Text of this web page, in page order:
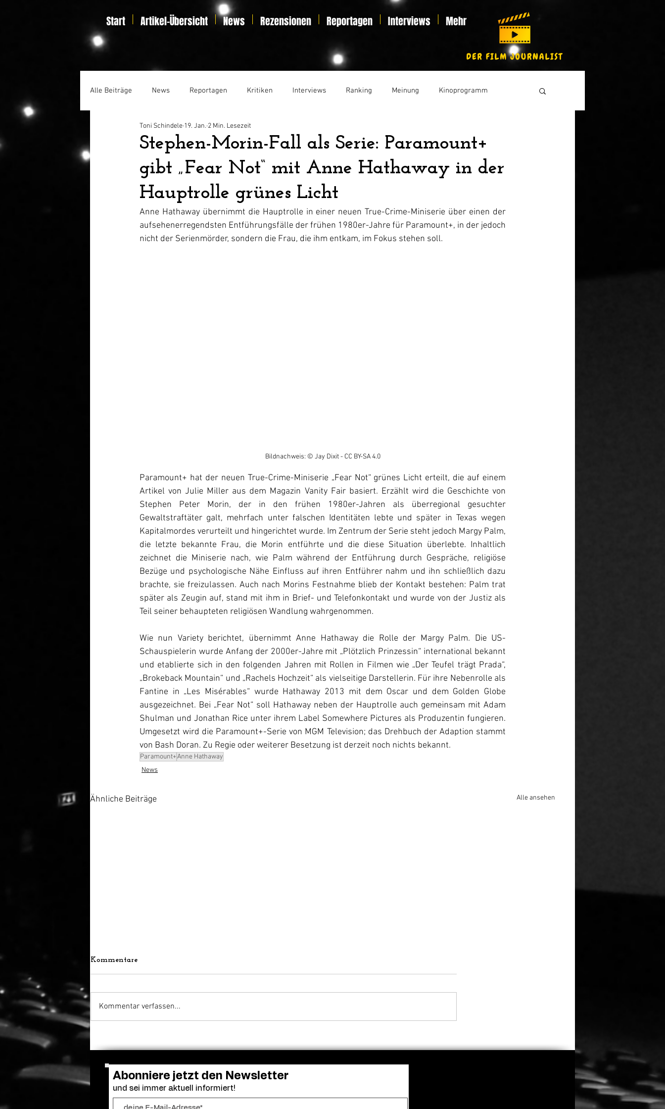
Start Artikel-Übersicht News Rezensionen Reportagen Interviews Mehr
Alle Beiträge News Reportagen Kritiken Interviews Ranking Meinung Kinoprogramm
Home Entertainment Essay
Stephen-Morin-Fall als Serie: Paramount+
gibt „Fear Not“ mit Anne Hathaway in der
Hauptrolle grünes Licht
Toni Schindele 19. Jan. 2 Min. Lesezeit
Anne Hathaway übernimmt die Hauptrolle in einer neuen True-Crime-Miniserie über einen der
aufsehenerregendsten Entführungsfälle der frühen 1980er-Jahre für Paramount+, in der jedoch
nicht der Serienmörder, sondern die Frau, die ihm entkam, im Fokus stehen soll.
Bildnachweis: © Jay Dixit - CC BY-SA 4.0
Paramount+ hat der neuen True-Crime-Miniserie „Fear Not“ grünes Licht erteilt, die auf einem
Artikel von Julie Miller aus dem Magazin Vanity Fair basiert. Erzählt wird die Geschichte von
Stephen Peter Morin, der in den frühen 1980er-Jahren als überregional gesuchter
Gewaltstraftäter galt, mehrfach unter falschen Identitäten lebte und später in Texas wegen
Kapitalmordes verurteilt und hingerichtet wurde. Im Zentrum der Serie steht jedoch Margy Palm,
die letzte bekannte Frau, die Morin entführte und die diese Situation überlebte. Inhaltlich
zeichnet die Miniserie nach, wie Palm während der Entführung durch Gespräche, religiöse
Bezüge und psychologische Nähe Einfluss auf ihren Entführer nahm und ihn schließlich dazu
brachte, sie freizulassen. Auch nach Morins Festnahme blieb der Kontakt bestehen: Palm trat
später als Zeugin auf, stand mit ihm in Brief- und Telefonkontakt und wurde von der Justiz als
Teil seiner behaupteten religiösen Wandlung wahrgenommen.
Wie nun Variety berichtet, übernimmt Anne Hathaway die Rolle der Margy Palm. Die US-
Schauspielerin wurde Anfang der 2000er-Jahre mit „Plötzlich Prinzessin“ international bekannt
und etablierte sich in den folgenden Jahren mit Rollen in Filmen wie „Der Teufel trägt Prada“,
„Brokeback Mountain“ und „Rachels Hochzeit“ als vielseitige Darstellerin. Für ihre Nebenrolle als
Fantine in „Les Misérables“ wurde Hathaway 2013 mit dem Oscar und dem Golden Globe
ausgezeichnet. Bei „Fear Not“ soll Hathaway neben der Hauptrolle auch gemeinsam mit Adam
Shulman und Jonathan Rice unter ihrem Label Somewhere Pictures als Produzentin fungieren.
Umgesetzt wird die Paramount+-Serie von MGM Television; das Drehbuch der Adaption stammt
von Bash Doran. Zu Regie oder weiterer Besetzung ist derzeit noch nichts bekannt.
Paramount+Anne Hathaway
News
Ähnliche Beiträge Alle ansehen
Hauptrolle, Regie und
Breakers 2“
Guadagnino mit dem Cartier
Award
die alte Clique: Dreharbeiten
Kommentare
Kommentar verfassen...
Abonniere jetzt den Newsletter
und sei immer aktuell informiert!